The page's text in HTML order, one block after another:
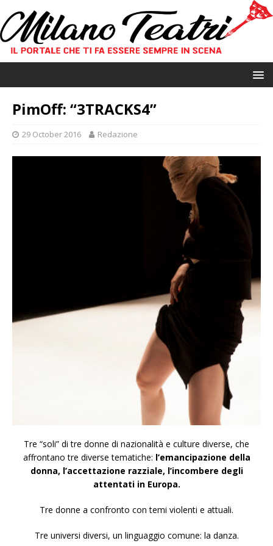
PimOff: “3TRACKS4”
29 October 2016 Redazione
Tre “soli” di tre donne di nazionalità e culture diverse, che
affrontano tre diverse tematiche: l’emancipazione della
donna, l’accettazione razziale, l’incombere degli
attentati in Europa.
Tre donne a confronto con temi violenti e attuali.
Tre universi diversi, un linguaggio comune: la danza.